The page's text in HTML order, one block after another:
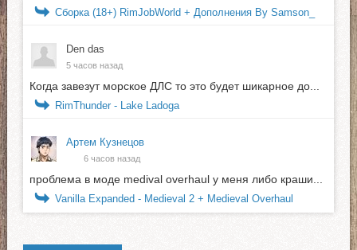
Сборка (18+) RimJobWorld + Дополнения By Samson_
Den das
5 часов назад
Когда завезут морское ДЛС то это будет шикарное до...
RimThunder - Lake Ladoga
Артем Кузнецов
6 часов назад
проблема в моде medival overhaul у меня либо краши...
Vanilla Expanded - Medieval 2 + Medieval Overhaul